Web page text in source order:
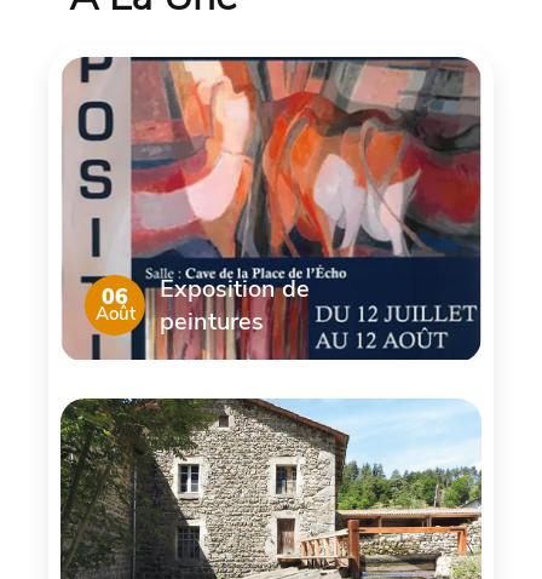
06
Août
Exposition de
peintures